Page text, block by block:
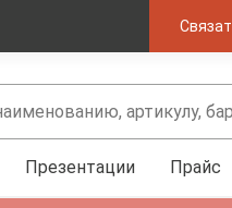
Презентации Прайс